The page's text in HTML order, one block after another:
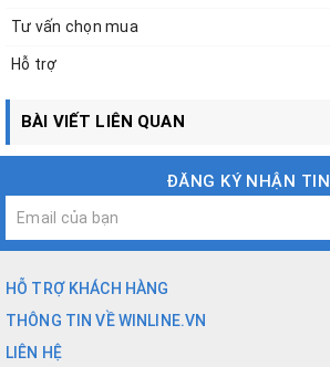
Tư vấn chọn mua
Hỗ trợ
BÀI VIẾT LIÊN QUAN
ĐĂNG KÝ NHẬN TIN
HỖ TRỢ KHÁCH HÀNG
THÔNG TIN VỀ WINLINE.VN
LIÊN HỆ